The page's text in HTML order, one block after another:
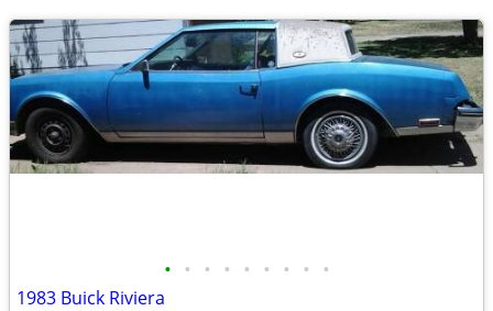
• • • • • • • • •
1983 Buick Riviera